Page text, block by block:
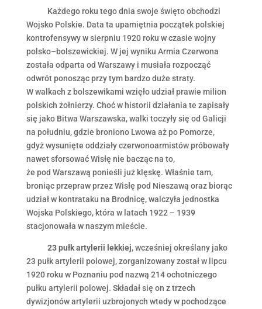
Każdego roku tego dnia swoje święto obchodzi
Wojsko Polskie. Data ta upamiętnia początek polskiej
kontrofensywy w sierpniu 1920 roku w czasie wojny
polsko–bolszewickiej. W jej wyniku Armia Czerwona
została odparta od Warszawy i musiała rozpocząć
odwrót ponosząc przy tym bardzo duże straty.
W walkach z bolszewikami wzięło udział prawie milion
polskich żołnierzy. Choć w historii działania te zapisały
się jako Bitwa Warszawska, walki toczyły się od Galicji
na południu, gdzie broniono Lwowa aż po Pomorze,
gdyż wysunięte oddziały czerwonoarmistów próbowały
nawet sforsować Wisłę nie bacząc na to,
że pod Warszawą ponieśli już klęskę. Właśnie tam,
broniąc przepraw przez Wisłę pod Nieszawą oraz biorąc
udział w kontrataku na Brodnicę, walczyła jednostka
Wojska Polskiego, która w latach 1922 – 1939
stacjonowała w naszym mieście.
23 pułk artylerii lekkiej, wcześniej określany jako
23 pułk artylerii polowej, zorganizowany został w lipcu
1920 roku w Poznaniu pod nazwą 214 ochotniczego
pułku artylerii polowej. Składał się on z trzech
dywizjonów artylerii uzbrojonych wtedy w pochodzące